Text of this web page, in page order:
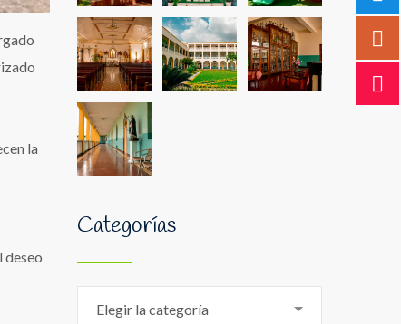
la
deseo
Categorías
Elegir la categoría